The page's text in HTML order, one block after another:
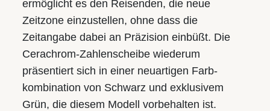
ermöglicht es den Reisenden, die neue
Zeitzone einzustellen, ohne dass die
Zeitangabe dabei an Präzision einbüßt. Die
Cerachrom-Zahlenscheibe wiederum
präsentiert sich in einer neuartigen Farb­
kombination von Schwarz und exklusivem
Grün, die diesem Modell vorbehalten ist.